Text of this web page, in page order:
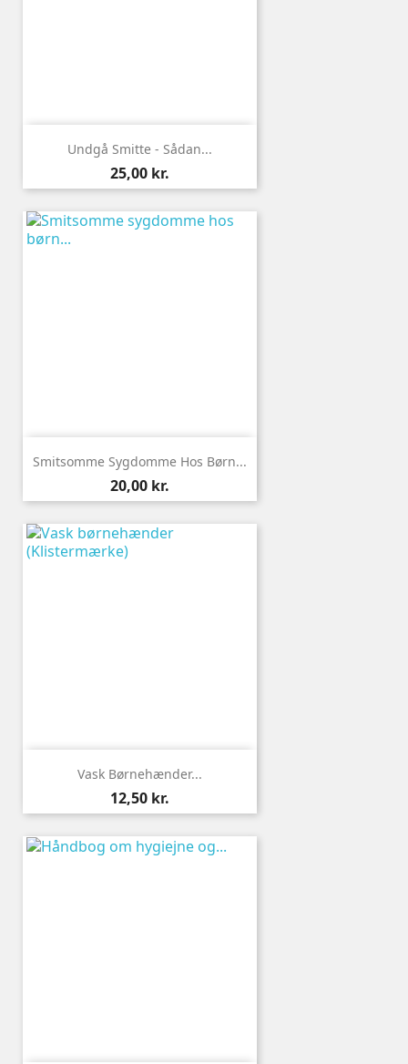
Undgå Smitte - Sådan...
Pris
25,00 kr.
Smitsomme Sygdomme Hos Børn...
Pris
20,00 kr.
Vask Børnehænder...
Pris
12,50 kr.